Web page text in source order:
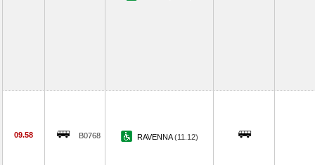
09.58 B0768 RAVENNA(11.12)